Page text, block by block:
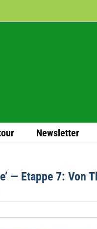
News­let­ter
— Etappe 7: Von